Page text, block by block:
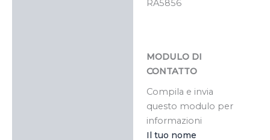
RA5856
MODULO DI
CONTATTO
Compila e invia
questo modulo per
informazioni
Il tuo nome